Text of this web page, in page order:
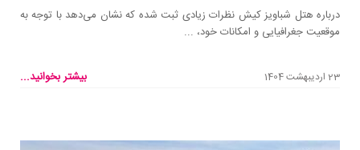
درباره هتل شباویز کیش نظرات زیادی ثبت شده که نشان می‌دهد با توجه به
موقعیت جغرافیایی و امکانات خود، ...
23 اردیبهشت 1404 بیشتر بخوانید...